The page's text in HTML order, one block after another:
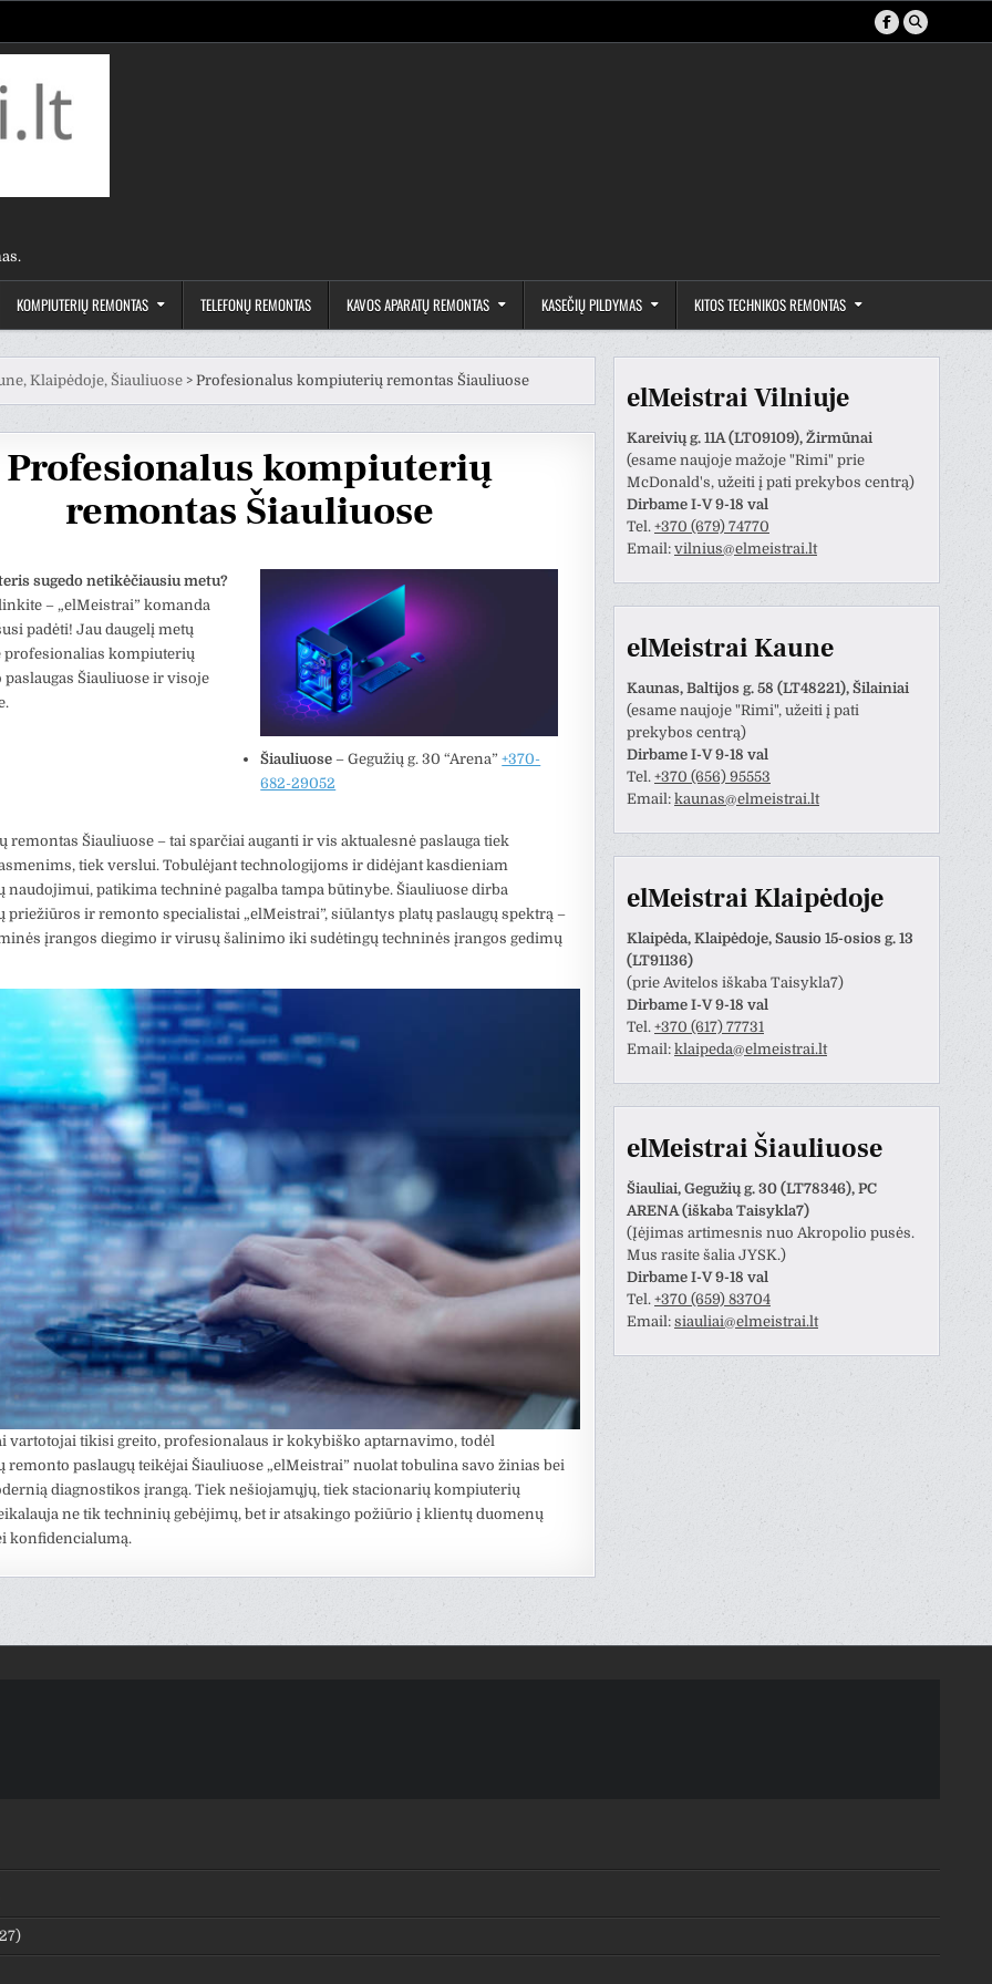
KOMPIUTERIŲ REMONTAS TELEFONŲ REMONTAS KAVOS APARATŲ REMONTAS KASEČIŲ PILDYMAS KITOS TECHNIKOS REMONTAS
Šis naudotojas paliko tik
įvertinimą.
Anastazija Lukoševičienė
Šis naudotojas paliko tik
įvertinimą.
Mandagus bendravimas ir
greitai bei kokybiškai
atliktas darbas.
Klaipėdoje, Šiauliuose> Profesionalus kompiuterių remontas Šiauliuose
Profesionalus kompiuterių
remontas Šiauliuose
sugedo netikėčiausiu metu?
– „elMeistrai” komanda
padėti! Jau daugelį metų
profesionalias kompiuterių
Šiauliuose ir visoje
Šiauliuose – Gegužių g. 30 “Arena”+370-
682-29052
remontas Šiauliuose – tai sparčiai auganti ir vis aktualesnė paslauga tiek
tiek verslui. Tobulėjant technologijoms ir didėjant kasdieniam
naudojimui, patikima techninė pagalba tampa būtinybe. Šiauliuose dirba
priežiūros ir remonto specialistai „elMeistrai”, siūlantys platų paslaugų spektrą –
įrangos diegimo ir virusų šalinimo iki sudėtingų techninės įrangos gedimų
vartotojai tikisi greito, profesionalaus ir kokybiško aptarnavimo, todėl
remonto paslaugų teikėjai Šiauliuose „elMeistrai” nuolat tobulina savo žinias bei
diagnostikos įrangą. Tiek nešiojamųjų, tiek stacionarių kompiuterių
ne tik techninių gebėjimų, bet ir atsakingo požiūrio į klientų duomenų
konfidencialumą.
elMeistrai Vilniuje
Kareivių g. 11A (LT09109), Žirmūnai
(esame naujoje mažoje "Rimi" prie
McDonald's, užeiti į pati prekybos centrą)
Dirbame I-V 9-18 val
Tel. +370 (679) 74770
Email: vilnius@elmeistrai.lt
elMeistrai Kaune
Kaunas, Baltijos g. 58 (LT48221), Šilainiai
(esame naujoje "Rimi", užeiti į pati
prekybos centrą)
Dirbame I-V 9-18 val
Tel. +370 (656) 95553
Email: kaunas@elmeistrai.lt
elMeistrai Klaipėdoje
Klaipėda, Klaipėdoje, Sausio 15-osios g. 13
(LT91136)
(prie Avitelos iškaba Taisykla7)
Dirbame I-V 9-18 val
Tel. +370 (617) 77731
Email: klaipeda@elmeistrai.lt
elMeistrai Šiauliuose
Šiauliai, Gegužių g. 30 (LT78346), PC
ARENA (iškaba Taisykla7)
(Įėjimas artimesnis nuo Akropolio pusės.
Mus rasite šalia JYSK.)
Dirbame I-V 9-18 val
Tel. +370 (659) 83704
Email: siauliai@elmeistrai.lt